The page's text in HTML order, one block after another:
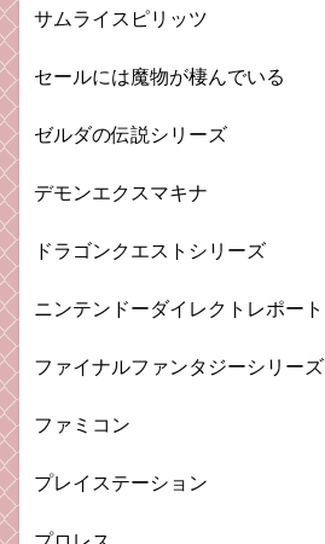
サムライスピリッツ
セールには魔物が棲んでいる
ゼルダの伝説シリーズ
デモンエクスマキナ
ドラゴンクエストシリーズ
ニンテンドーダイレクトレポート
ファイナルファンタジーシリーズ
ファミコン
プレイステーション